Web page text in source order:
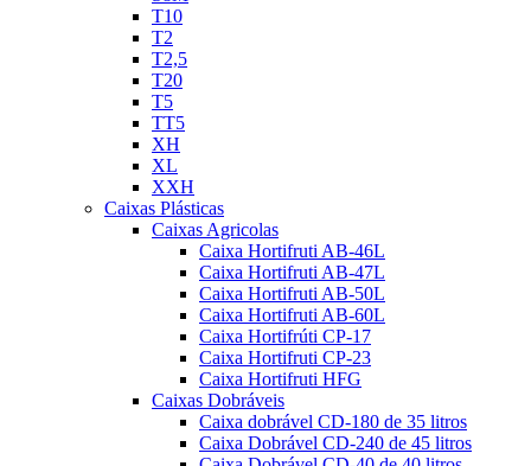
T10
T2
T2,5
T20
T5
TT5
XH
XL
XXH
Caixas Plásticas
Caixas Agricolas
Caixa Hortifruti AB-46L
Caixa Hortifruti AB-47L
Caixa Hortifruti AB-50L
Caixa Hortifruti AB-60L
Caixa Hortifrúti CP-17
Caixa Hortifruti CP-23
Caixa Hortifruti HFG
Caixas Dobráveis
Caixa dobrável CD-180 de 35 litros
Caixa Dobrável CD-240 de 45 litros